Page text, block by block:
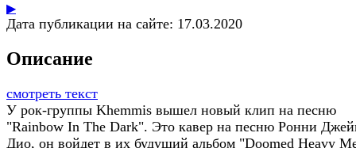
▶
Дата публикации на сайте: 17.03.2020
Описание
смотреть текст
У рок-группы Khemmis вышел новый клип на песню
"Rainbow In The Dark". Это кавер на песню Ронни
Дио, он войдет в их будущий альбом "Doomed Heavy